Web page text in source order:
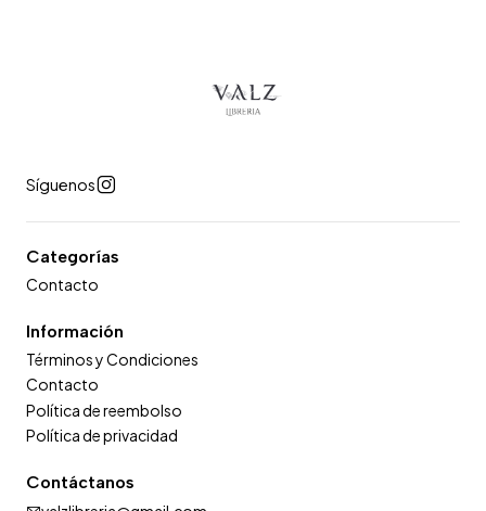
Síguenos
Categorías
Contacto
Información
Términos y Condiciones
Contacto
Política de reembolso
Política de privacidad
Contáctanos